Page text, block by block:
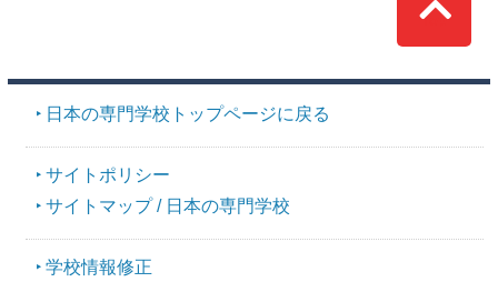
Top
日本の専門学校トップページに戻る
サイトポリシー
サイトマップ / 日本の専門学校
学校情報修正